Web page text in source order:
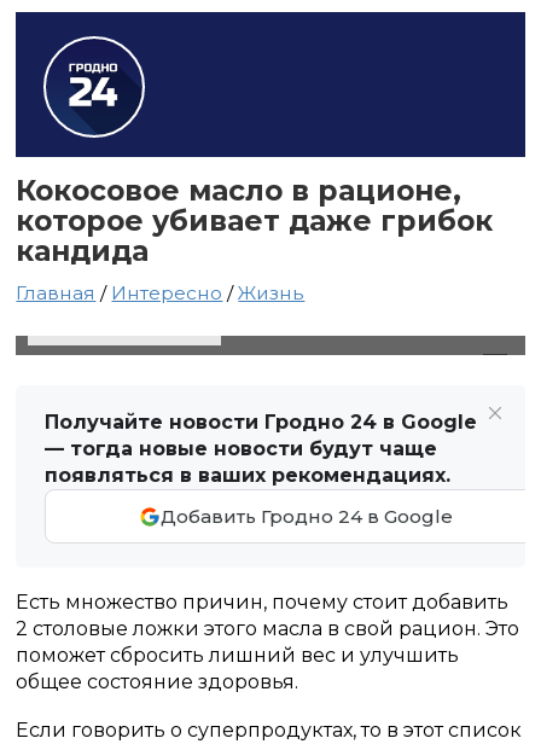
Кокосовое масло в рационе,
которое убивает даже грибок
кандида
Главная / Интересно /Жизнь
Получайте новости Гродно 24 в Google
— тогда новые новости будут чаще
появляться в ваших рекомендациях.
Добавить Гродно 24 в Google
Есть множество причин, почему стоит добавить
2 столовые ложки этого масла в свой рацион. Это
поможет сбросить лишний вес и улучшить
общее состояние здоровья.
Если говорить о суперпродуктах, то в этот список